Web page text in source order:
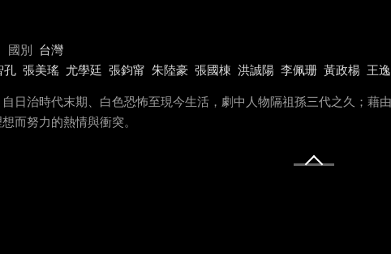
國別 台灣
孔 張美瑤 尤學廷 張鈞甯 朱陸豪 張國棟 洪誠陽 李佩珊 黃政楊 王
日治時代末期、白色恐怖至現今生活，劇中人物隔祖孫三代之久；
而努力的熱情與衝突。